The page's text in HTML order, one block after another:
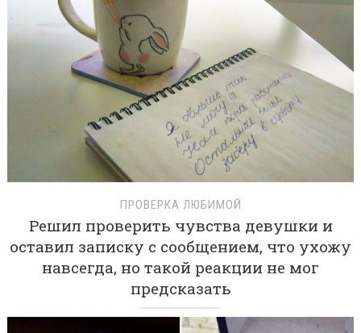
ПРОВЕРКА ЛЮБИМОЙ
Решил проверить чувства девушки и
оставил записку с сообщением, что ухожу
навсегда, но такой реакции не мог
предсказать